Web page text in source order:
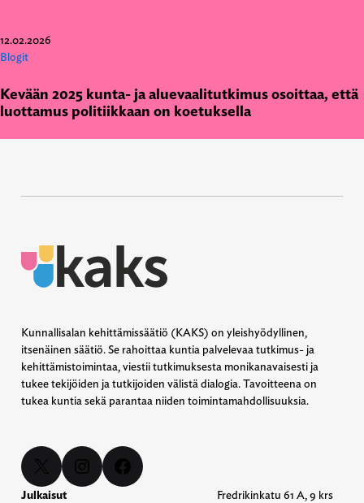
12.02.2026
Blogit
Kevään 2025 kunta- ja aluevaalitutkimus osoittaa, että
luottamus politiikkaan on koetuksella
Kunnallisalan kehittämissäätiö (KAKS) on yleishyödyllinen,
itsenäinen säätiö. Se rahoittaa kuntia palvelevaa tutkimus- ja
kehittämistoimintaa, viestii tutkimuksesta monikanavaisesti ja
tukee tekijöiden ja tutkijoiden välistä dialogia. Tavoitteena on
tukea kuntia sekä parantaa niiden toimintamahdollisuuksia.
X Instagram Facebook
Julkaisut
Fredrikinkatu 61 A, 9 krs